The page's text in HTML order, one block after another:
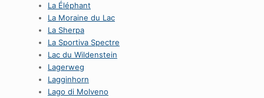
La Éléphant
La Moraine du Lac
La Sherpa
La Sportiva Spectre
Lac du Wildenstein
Lagerweg
Lagginhorn
Lago di Molveno